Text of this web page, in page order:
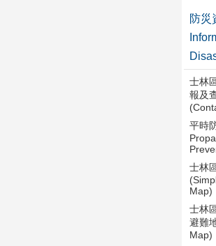
防災
士林
報及
平時
士林
Map)
士林
避難
Map)